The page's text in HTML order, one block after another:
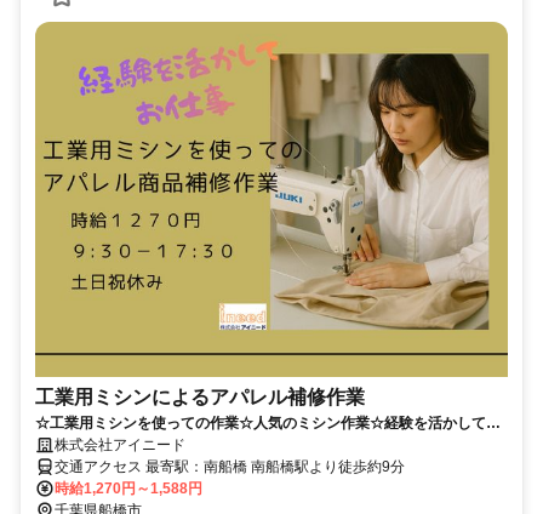
工業用ミシンによるアパレル補修作業
☆工業用ミシンを使っての作業☆人気のミシン作業☆経験を活かして働
く☆駅近好立地！！☆新センターでキレイで働きやすい職場☆
株式会社アイニード
交通アクセス 最寄駅：南船橋 南船橋駅より徒歩約9分
時給1,270円～1,588円
千葉県船橋市